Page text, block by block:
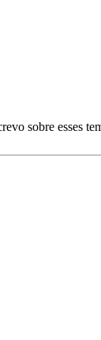
sobre esses